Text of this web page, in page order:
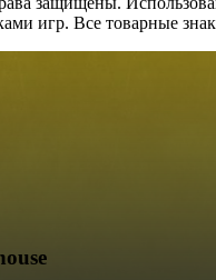
игр. Все товарные